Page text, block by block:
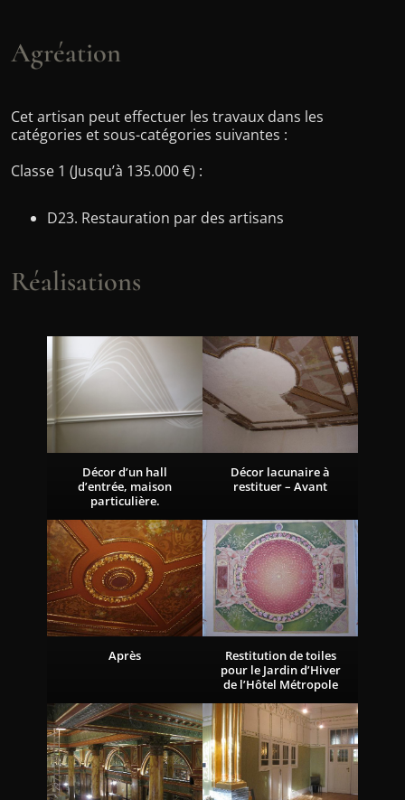
Agréation
Cet artisan peut effectuer les travaux dans les
catégories et sous-catégories suivantes :
Classe 1 (Jusqu’à 135.000 €) :
D23. Restauration par des artisans
Réalisations
Décor d’un hall
d’entrée, maison
particulière.
Décor lacunaire à
restituer – Avant
Après
Restitution de toiles
pour le Jardin d’Hiver
de l’Hôtel Métropole